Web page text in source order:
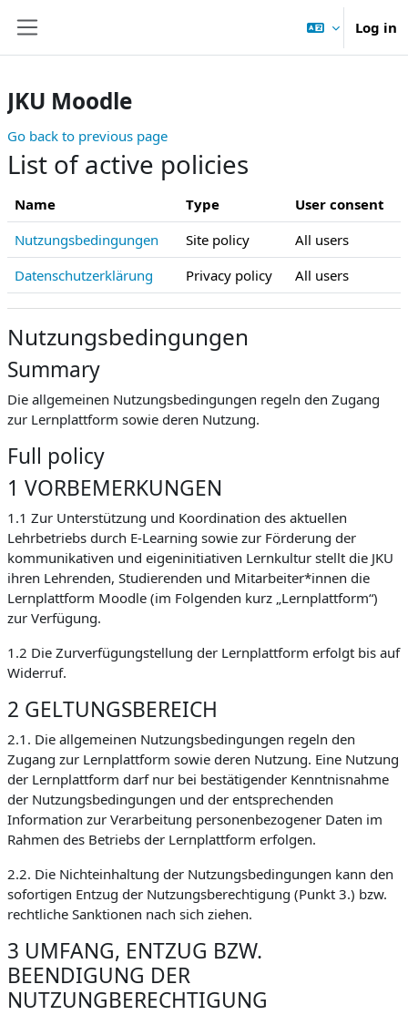
Log in
JKU Moodle
Go back to previous page
List of active policies
Name Type
User consent
Nutzungsbedingungen
Site policy
All users
Datenschutzerklärung
Privacy policy All users
Nutzungsbedingungen
Summary
Die allgemeinen Nutzungsbedingungen regeln den Zugang
zur Lernplattform sowie deren Nutzung.
Full policy
1 VORBEMERKUNGEN
1.1 Zur Unterstützung und Koordination des aktuellen
Lehrbetriebs durch E-Learning sowie zur Förderung der
kommunikativen und eigeninitiativen Lernkultur stellt die JKU
ihren Lehrenden, Studierenden und Mitarbeiter*innen die
Lernplattform Moodle (im Folgenden kurz „Lernplattform“)
zur Verfügung.
1.2 Die Zurverfügungstellung der Lernplattform erfolgt bis auf
Widerruf.
2 GELTUNGSBEREICH
2.1. Die allgemeinen Nutzungsbedingungen regeln den
Zugang zur Lernplattform sowie deren Nutzung. Eine Nutzung
der Lernplattform darf nur bei bestätigender Kenntnisnahme
der Nutzungsbedingungen und der entsprechenden
Information zur Verarbeitung personenbezogener Daten im
Rahmen des Betriebs der Lernplattform erfolgen.
2.2. Die Nichteinhaltung der Nutzungsbedingungen kann den
sofortigen Entzug der Nutzungsberechtigung (Punkt 3.) bzw.
rechtliche Sanktionen nach sich ziehen.
3 UMFANG, ENTZUG BZW.
BEENDIGUNG DER
NUTZUNGBERECHTIGUNG